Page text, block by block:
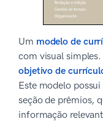
Um modelo de
com visual simples.
objetivo de
Este modelo
seção de prêmios,
informação